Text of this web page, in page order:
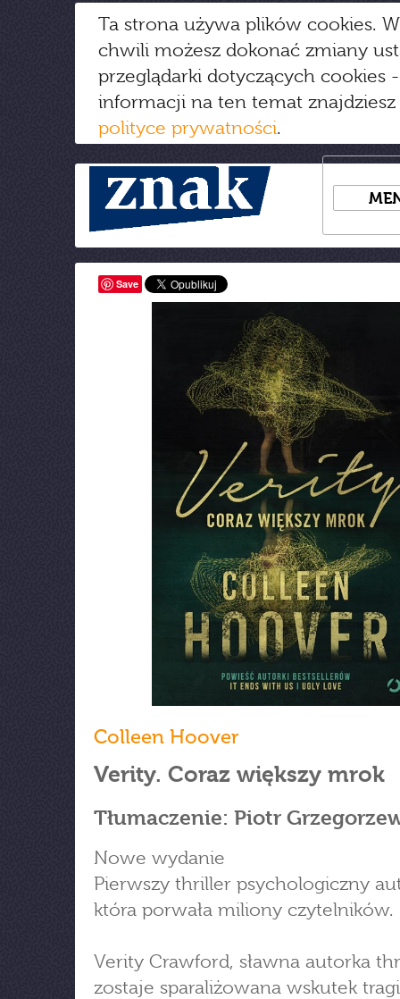
Ta strona używa plików cookies.
chwili możesz dokonać zmiany
przeglądarki dotyczących cookies
informacji na ten temat
polityce prywatności.
Save
Colleen Hoover
Verity. Coraz większy mrok
Tłumaczenie: Piotr
Nowe wydanie
Pierwszy thriller psychologiczny
która porwała miliony czytelników.
Verity Crawford, sławna autorka
zostaje sparaliżowana wskutek